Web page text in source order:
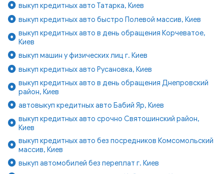
выкуп кредитных авто Татарка, Киев
выкуп кредитных авто быстро Полевой массив, Киев
выкуп кредитных авто в день обращения Корчеватое,
Киев
выкуп машин у физических лиц г. Киев
выкуп кредитных авто Русановка, Киев
выкуп кредитных авто в день обращения Днепровский
район, Киев
автовыкуп кредитных авто Бабий Яр, Киев
выкуп кредитных авто срочно Святошинский район,
Киев
выкуп кредитных авто без посредников Комсомольский
массив, Киев
выкуп автомобилей без переплат г. Киев